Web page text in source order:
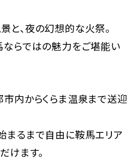
と、夜の幻想的な火祭。
ならではの魅力をご堪能い
市内からくらま温泉まで送迎
まるまで自由に鞍馬エリア
けます。